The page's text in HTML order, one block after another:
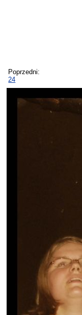
Poprzedni:
24